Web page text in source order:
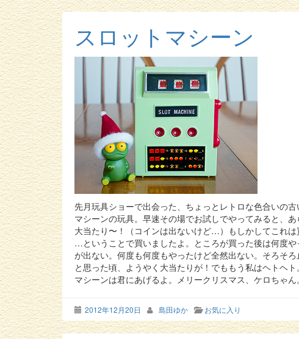
スロットマシーン
先月玩具ショーで出会った、ちょっとレトロな色合いの古
マシーンの玩具。早速その場でお試しでやってみると、
大当たり〜！（コインは出ないけど…）もしかしてこれは
…ということで買いましたよ。ところが買った後は何度や
が出ない。何度も何度もやったけど全然出ない。そろそ
と思った頃、ようやく大当たりが！でももう私はヘトヘト
マシーンは君にあげるよ。メリークリスマス、ケロちゃん。
2012年12月20日 島田ゆか お気に入り